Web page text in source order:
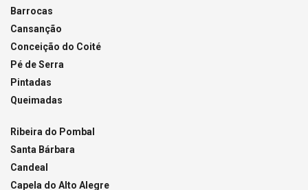
Barrocas
Cansanção
Conceição do Coité
Pé de Serra
Pintadas
Queimadas
Ribeira do Pombal
Santa Bárbara
Candeal
Capela do Alto Alegre